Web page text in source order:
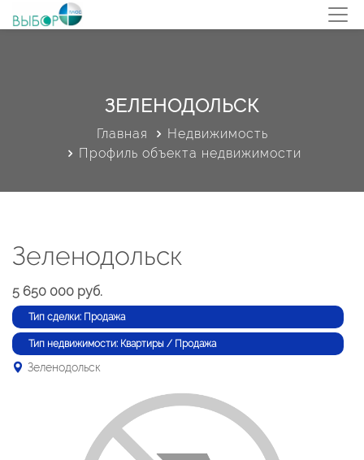
ЗЕЛЕНОДОЛЬСК
Главная
Недвижимость
Профиль объекта недвижимости
Зеленодольск
5 650 000 руб.
Тип сделки: Продажа
Тип недвижимости: Квартиры / Продажа
Зеленодольск